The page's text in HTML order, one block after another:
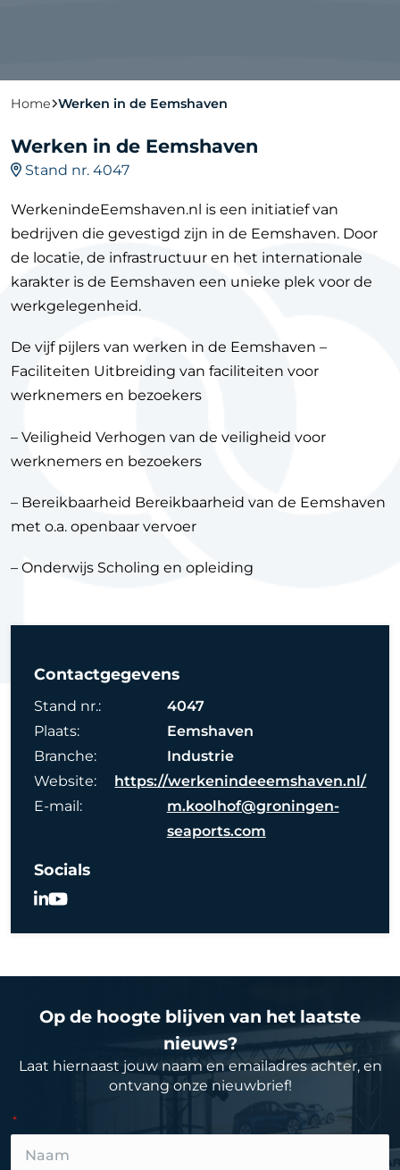
Home Werken in de Eemshaven
Werken in de Eemshaven
Stand nr. 4047
WerkenindeEemshaven.nl is een initiatief van
bedrijven die gevestigd zijn in de Eemshaven. Door
de locatie, de infrastructuur en het internationale
karakter is de Eemshaven een unieke plek voor de
werkgelegenheid.
De vijf pijlers van werken in de Eemshaven –
Faciliteiten Uitbreiding van faciliteiten voor
werknemers en bezoekers
– Veiligheid Verhogen van de veiligheid voor
werknemers en bezoekers
– Bereikbaarheid Bereikbaarheid van de Eemshaven
met o.a. openbaar vervoer
– Onderwijs Scholing en opleiding
Contactgegevens
Stand nr.:
4047
Plaats:
Eemshaven
Branche:
Industrie
Website:
https://werkenindeeemshaven.nl/
E-mail:
m.koolhof@groningen-
seaports.com
Socials
Op de hoogte blijven van het laatste
nieuws?
Laat hiernaast jouw naam en emailadres achter, en
ontvang onze nieuwbrief!